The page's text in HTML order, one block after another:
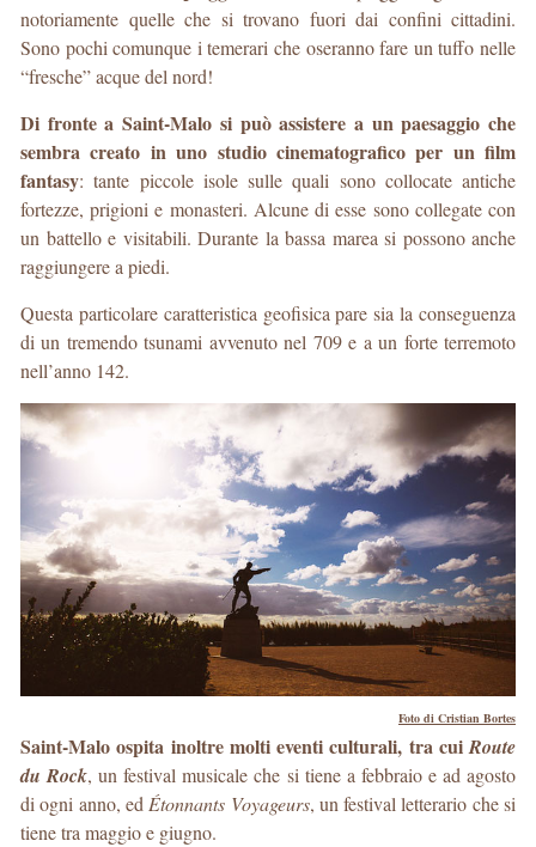
notoriamente quelle che si trovano fuori dai confini cittadini.
Sono pochi comunque i temerari che oseranno fare un tuffo nelle
“fresche” acque del nord!
Di fronte a Saint-Malo si può assistere a un paesaggio che
sembra creato in uno studio cinematografico per un film
fantasy: tante piccole isole sulle quali sono collocate antiche
fortezze, prigioni e monasteri. Alcune di esse sono collegate con
un battello e visitabili. Durante la bassa marea si possono anche
raggiungere a piedi.
Questa particolare caratteristica geofisica pare sia la conseguenza
di un tremendo tsunami avvenuto nel 709 e a un forte terremoto
nell’anno 142.
Foto di Cristian Bortes
Saint-Malo ospita inoltre molti eventi culturali, tra cuiRoute
du Rock, un festival musicale che si tiene a febbraio e ad agosto
di ogni anno, edÉtonnants Voyageurs, un festival letterario che si
tiene tra maggio e giugno.